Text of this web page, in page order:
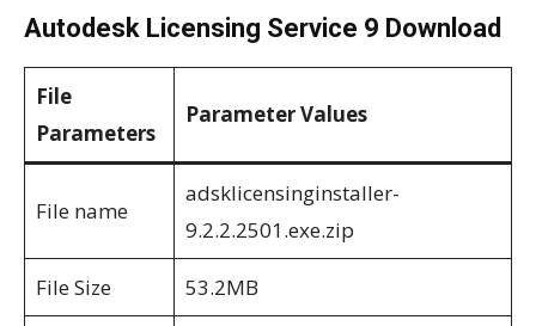
Autodesk Licensing Service 9 Download
File
Parameters
Parameter Values
File name
adsklicensinginstaller-
9.2.2.2501.exe.zip
File Size 53.2MB